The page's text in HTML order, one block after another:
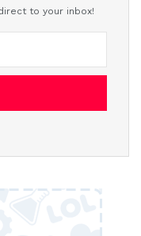
to your inbox!